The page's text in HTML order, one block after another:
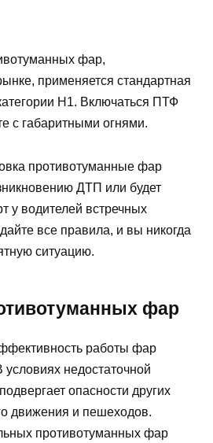
фар,
применяется стандартная
Н1. Включаться ПТФ
с габаритными огнями.
противотуманные фар
ДТП или будет
у водителей встречных
все правила, и вы никогда
ситуацию.
фар
работы фар
недостаточной
опасности других
движения и пешеходов.
противотуманных фар